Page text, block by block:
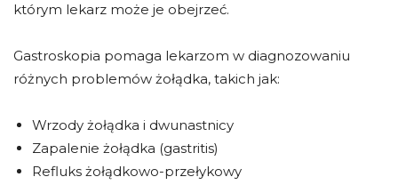
którym lekarz może je obejrzeć.
Gastroskopia pomaga lekarzom w diagnozowaniu
różnych problemów żołądka, takich jak:
Wrzody żołądka i dwunastnicy
Zapalenie żołądka (gastritis)
Refluks żołądkowo-przełykowy